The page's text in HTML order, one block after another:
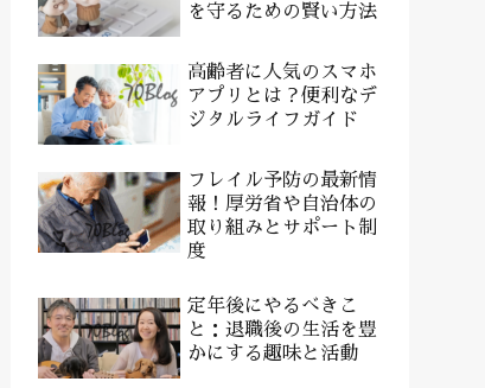
を守るための賢い方法
高齢者に人気のスマホ
アプリとは？便利なデ
ジタルライフガイド
フレイル予防の最新情
報！厚労省や自治体の
取り組みとサポート制
度
定年後にやるべきこ
と：退職後の生活を豊
かにする趣味と活動